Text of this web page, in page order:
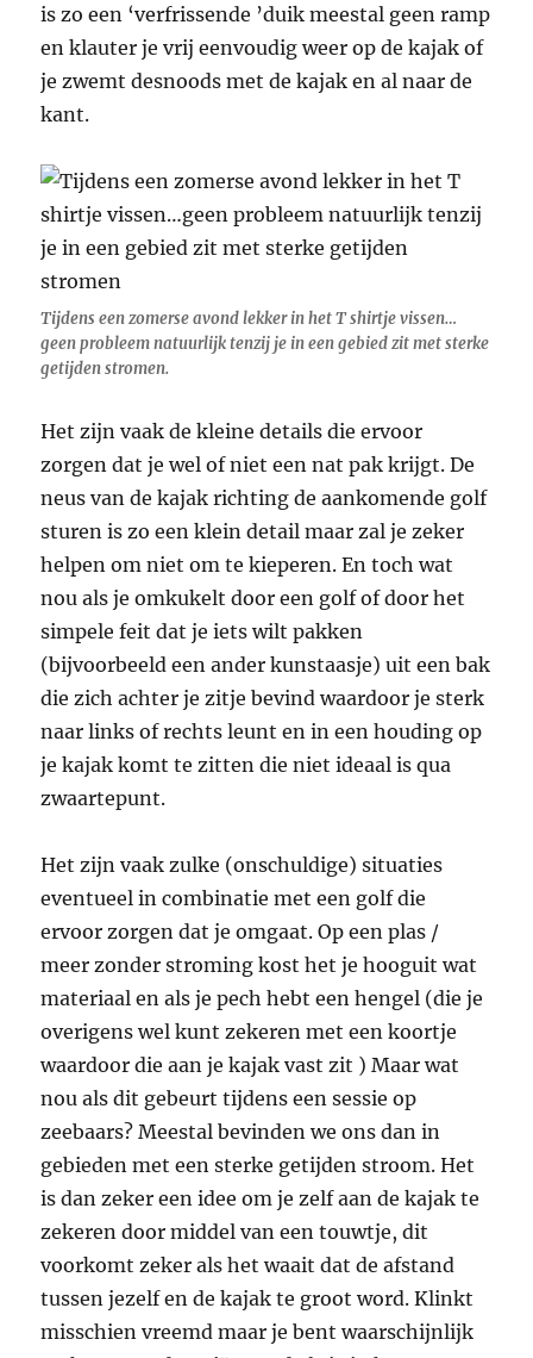
is zo een ‘verfrissende ’duik meestal geen ramp
en klauter je vrij eenvoudig weer op de kajak of
je zwemt desnoods met de kajak en al naar de
kant.
Tijdens een zomerse avond lekker in het T shirtje vissen…
geen probleem natuurlijk tenzij je in een gebied zit met sterke
getijden stromen.
Het zijn vaak de kleine details die ervoor
zorgen dat je wel of niet een nat pak krijgt. De
neus van de kajak richting de aankomende golf
sturen is zo een klein detail maar zal je zeker
helpen om niet om te kieperen. En toch wat
nou als je omkukelt door een golf of door het
simpele feit dat je iets wilt pakken
(bijvoorbeeld een ander kunstaasje) uit een bak
die zich achter je zitje bevind waardoor je sterk
naar links of rechts leunt en in een houding op
je kajak komt te zitten die niet ideaal is qua
zwaartepunt.
Het zijn vaak zulke (onschuldige) situaties
eventueel in combinatie met een golf die
ervoor zorgen dat je omgaat. Op een plas /
meer zonder stroming kost het je hooguit wat
materiaal en als je pech hebt een hengel (die je
overigens wel kunt zekeren met een koortje
waardoor die aan je kajak vast zit ) Maar wat
nou als dit gebeurt tijdens een sessie op
zeebaars? Meestal bevinden we ons dan in
gebieden met een sterke getijden stroom. Het
is dan zeker een idee om je zelf aan de kajak te
zekeren door middel van een touwtje, dit
voorkomt zeker als het waait dat de afstand
tussen jezelf en de kajak te groot word. Klinkt
misschien vreemd maar je bent waarschijnlijk